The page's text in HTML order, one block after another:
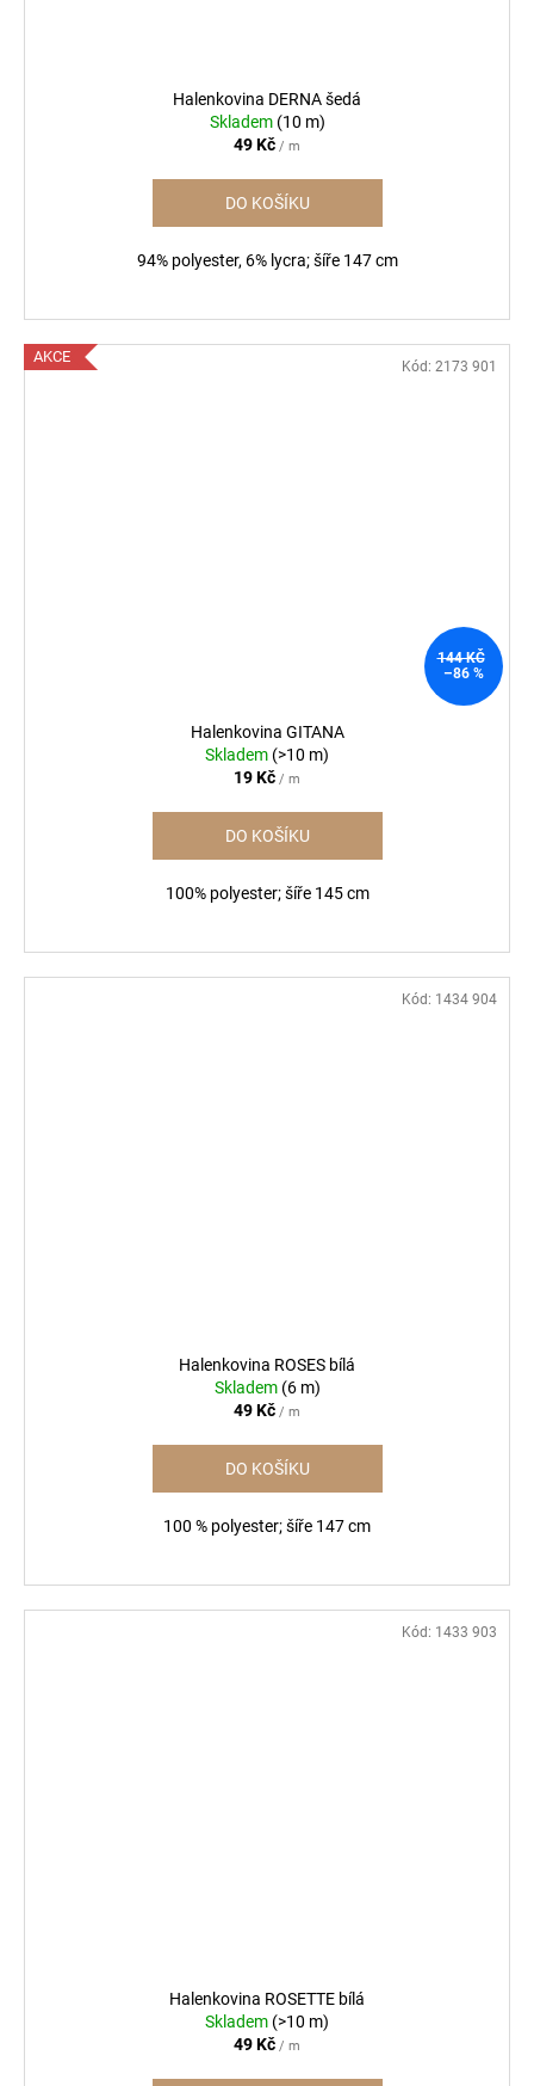
Halenkovina DERNA šedá
Skladem (10 m)
49 Kč / m
DO KOŠÍKU
94% polyester, 6% lycra; šíře 147 cm
AKCE
144 KČ
–86 %
Halenkovina GITANA
Skladem (>10 m)
19 Kč / m
DO KOŠÍKU
100% polyester; šíře 145 cm
Kód: 2173 901
Halenkovina ROSES bílá
Skladem (6 m)
49 Kč / m
DO KOŠÍKU
100 % polyester; šíře 147 cm
Kód: 1434 904
Halenkovina ROSETTE bílá
Skladem (>10 m)
49 Kč / m
Kód: 1433 903